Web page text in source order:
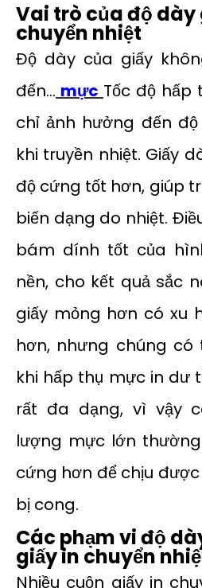
Vai trò của độ
chuyển nhiệt
Độ dày của giấy
đến... mực Tốc độ hấp
chỉ ảnh hưởng đến
khi truyền nhiệt. Giấy
độ cứng tốt hơn, giúp
biến dạng do nhiệt.
bám dính tốt của
nền, cho kết quả sắc
giấy mỏng hơn có xu
hơn, nhưng chúng
khi hấp thụ mực in dư
rất đa dạng, vì vậy
lượng mực lớn
cứng hơn để chịu
bị cong.
Các phạm vi độ
giấy in chuyển
Nhiều cuộn giấy in